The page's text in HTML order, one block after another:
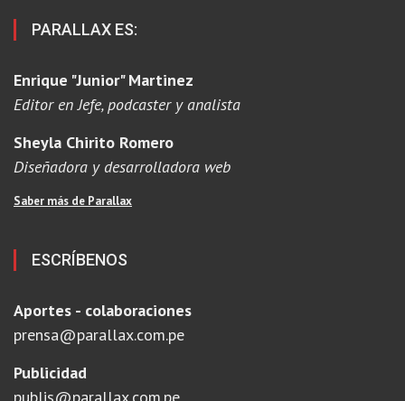
PARALLAX ES:
Enrique "Junior" Martinez
Editor en Jefe, podcaster y analista
Sheyla Chirito Romero
Diseñadora y desarrolladora web
Saber más de Parallax
ESCRÍBENOS
Aportes - colaboraciones
prensa@parallax.com.pe
Publicidad